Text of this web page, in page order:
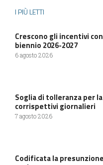
I PIÙ LETTI
Crescono gli incentivi
biennio 2026-2027
6 agosto 2026
Soglia di tolleranza per
corrispettivi giornalieri
7 agosto 2026
Codificata la